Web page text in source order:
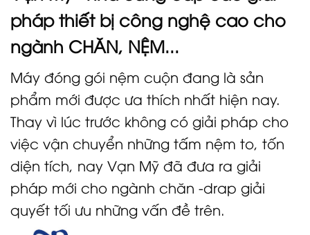
pháp thiết bị công nghệ cao cho
ngành CHĂN, NỆM...
Máy đóng gói nệm cuộn đang là sản
phẩm mới được ưa thích nhất hiện nay.
Thay vì lúc trước không có giải pháp cho
việc vận chuyển những tấm nệm to, tốn
diện tích, nay Vạn Mỹ đã đưa ra giải
pháp mới cho ngành chăn -drap giải
quyết tối ưu những vấn đề trên.